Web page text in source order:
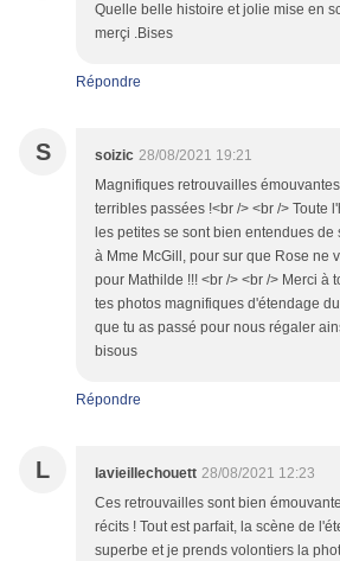
Quelle belle histoire et jolie mise en
merçi .Bises
Répondre
S soizic 28/08/2021 19:21
Magnifiques retrouvailles
terribles passées !<br /> <br /> Toute
les petites se sont bien entendues de
à Mme McGill, pour sur que Rose ne
pour Mathilde !!! <br /> <br /> Merci à
tes photos magnifiques d'étendage
que tu as passé pour nous régaler
bisous
Répondre
L lavieillechouett 28/08/2021 12:23
Ces retrouvailles sont bien
récits ! Tout est parfait, la scène de
superbe et je prends volontiers la